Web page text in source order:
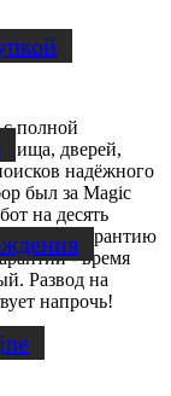
полной
дверей,
надёжного
был за Magic
на десять
дали гарантию
- время
Развод на
напрочь!